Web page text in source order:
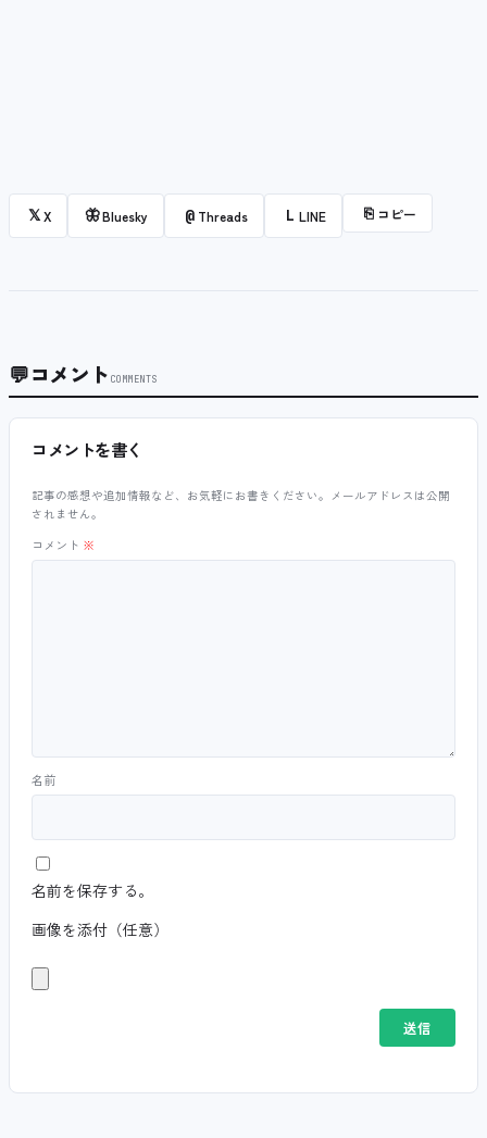
𝕏X 🦋Bluesky @ Threads L LINE ⎘ コピー
💬コメント COMMENTS
コメントを書く
記事の感想や追加情報など、お気軽にお書きください。メールアドレスは公開
されません。
コメント ※
名前
名前を保存する。
画像を添付（任意）